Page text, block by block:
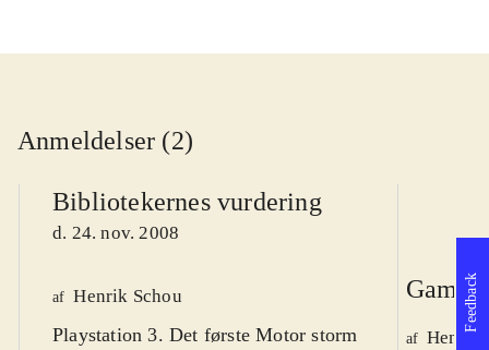
Anmeldelser (2)
Bibliotekernes vurdering
d. 24. nov. 2008
af Henrik Schou
Playstation 3. Det første Motor storm
Game
af Henrik
Feedback